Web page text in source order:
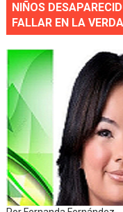
NIÑOS
FALLAR EN LA